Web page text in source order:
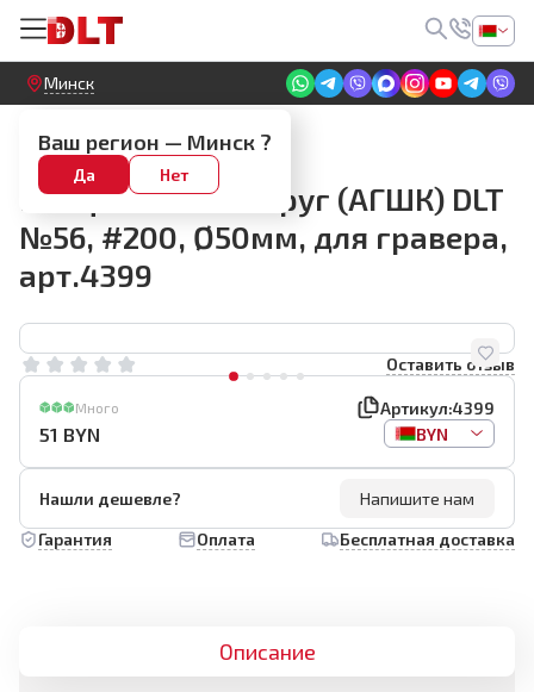
Круглосуточный! Прием заявок на сайте
Минск
Ваш регион — Минск ?
Да Нет
Алмазные диски для гравера
Алмазный гибкий
шлифовальный круг (АГШК) DLT
№56, #200, Ø50мм, для гравера,
арт.4399
Оставить отзыв
Много Артикул:4399
51 BYN BYN
Нашли дешевле?
Напишите нам
Гарантия
Оплата Бесплатная доставка
Описание